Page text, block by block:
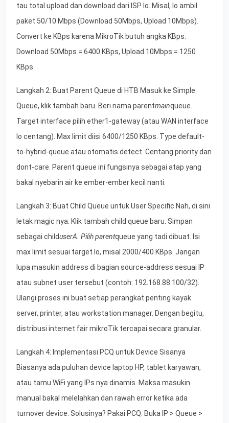
tau total upload dan download dari ISP lo. Misal, lo ambil
paket 50/10 Mbps (Download 50Mbps, Upload 10Mbps).
Convert ke KBps karena MikroTik butuh angka KBps.
Download 50Mbps = 6400 KBps, Upload 10Mbps = 1250
KBps.
Langkah 2: Buat Parent Queue di HTB Masuk ke Simple
Queue, klik tambah baru. Beri nama parentmainqueue.
Target interface pilih ether1-gateway (atau WAN interface
lo centang). Max limit diisi 6400/1250 KBps. Type default-
to-hybrid-queue atau otomatis detect. Centang priority dan
dont-care. Parent queue ini fungsinya sebagai atap yang
bakal nyebarin air ke ember-ember kecil nanti.
Langkah 3: Buat Child Queue untuk User Specific Nah, di sini
letak magic nya. Klik tambah child queue baru. Simpan
sebagai childuserA. Pilih parentqueue yang tadi dibuat. Isi
max limit sesuai target lo, misal 2000/400 KBps. Jangan
lupa masukin address di bagian source-address sesuai IP
atau subnet user tersebut (contoh: 192.168.88.100/32).
Ulangi proses ini buat setiap perangkat penting kayak
server, printer, atau workstation manager. Dengan begitu,
distribusi internet fair mikroTik tercapai secara granular.
Langkah 4: Implementasi PCQ untuk Device Sisanya
Biasanya ada puluhan device laptop HP, tablet karyawan,
atau tamu WiFi yang IPs nya dinamis. Maksa masukin
manual bakal melelahkan dan rawah error ketika ada
turnover device. Solusinya? Pakai PCQ. Buka IP > Queue >